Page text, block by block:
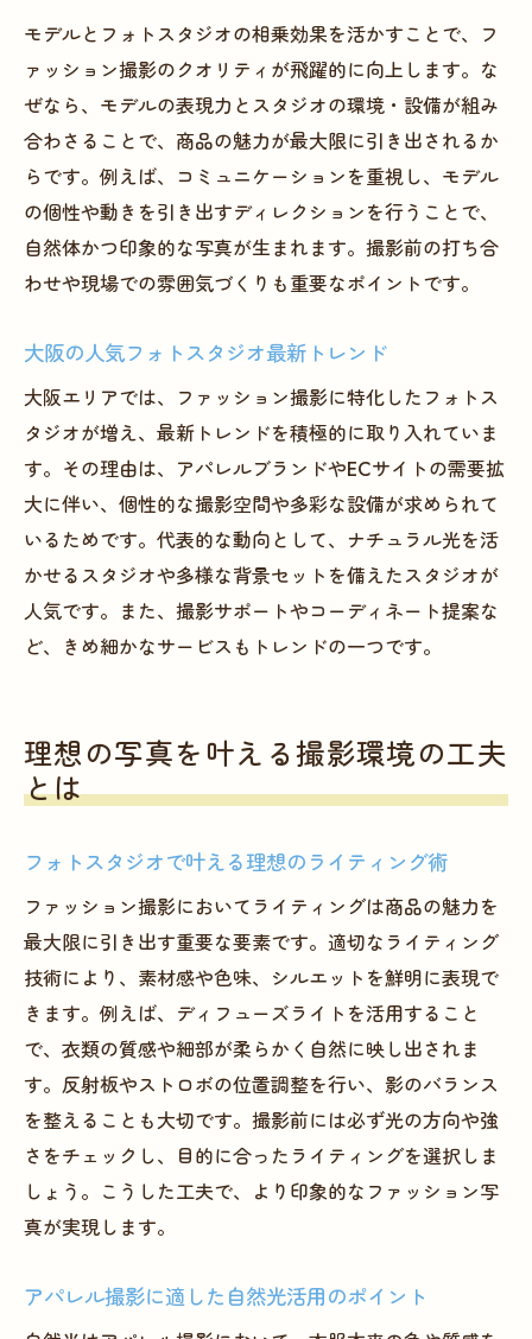
モデルとフォトスタジオの相乗効果を活かすことで、フ
ァッション撮影のクオリティが飛躍的に向上します。な
ぜなら、モデルの表現力とスタジオの環境・設備が組み
合わさることで、商品の魅力が最大限に引き出されるか
らです。例えば、コミュニケーションを重視し、モデル
の個性や動きを引き出すディレクションを行うことで、
自然体かつ印象的な写真が生まれます。撮影前の打ち合
わせや現場での雰囲気づくりも重要なポイントです。
大阪の人気フォトスタジオ最新トレンド
大阪エリアでは、ファッション撮影に特化したフォトス
タジオが増え、最新トレンドを積極的に取り入れていま
す。その理由は、アパレルブランドやECサイトの需要拡
大に伴い、個性的な撮影空間や多彩な設備が求められて
いるためです。代表的な動向として、ナチュラル光を活
かせるスタジオや多様な背景セットを備えたスタジオが
人気です。また、撮影サポートやコーディネート提案な
ど、きめ細かなサービスもトレンドの一つです。
理想の写真を叶える撮影環境の工夫
とは
フォトスタジオで叶える理想のライティング術
ファッション撮影においてライティングは商品の魅力を
最大限に引き出す重要な要素です。適切なライティング
技術により、素材感や色味、シルエットを鮮明に表現で
きます。例えば、ディフューズライトを活用すること
で、衣類の質感や細部が柔らかく自然に映し出されま
す。反射板やストロボの位置調整を行い、影のバランス
を整えることも大切です。撮影前には必ず光の方向や強
さをチェックし、目的に合ったライティングを選択しま
しょう。こうした工夫で、より印象的なファッション写
真が実現します。
アパレル撮影に適した自然光活用のポイント